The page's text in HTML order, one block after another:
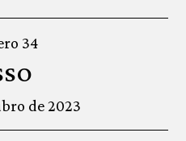
34
de 2023